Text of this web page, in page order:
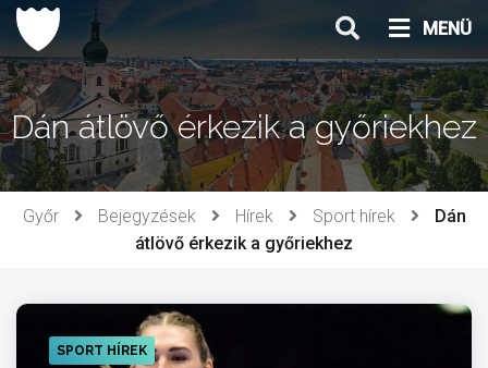
Ugrás
tartalomhoz
MENÜ
Dán átlövő érkezik a győriekhez
Győr Bejegyzések Hírek Sport hírek
Dán
átlövő érkezik a győriekhez
SPORT HÍREK